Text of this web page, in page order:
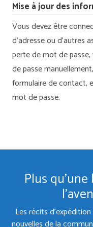
Mise à jour des
Vous devez être
d’adresse ou d’autres
perte de mot de
de passe
formulaire de contact,
mot de passe.
Plus
Les récits
nouvelles de la